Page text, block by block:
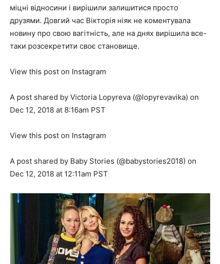
міцні відносини і вирішили залишитися просто
друзями. Довгий час Вікторія ніяк не коментувала
новину про свою вагітність, але на днях вирішила все-
таки розсекретити своє становище.
View this post on Instagram
A post shared by Victoria Lopyreva (@lopyrevavika) on
Dec 12, 2018 at 8:16am PST
View this post on Instagram
A post shared by Baby Stories (@babystories2018) on
Dec 12, 2018 at 12:11am PST